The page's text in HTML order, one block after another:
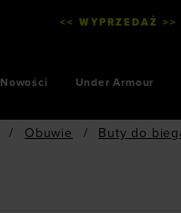
<< WYPRZEDAŻ
Nowości Under Armour
/ Obuwie / Buty do